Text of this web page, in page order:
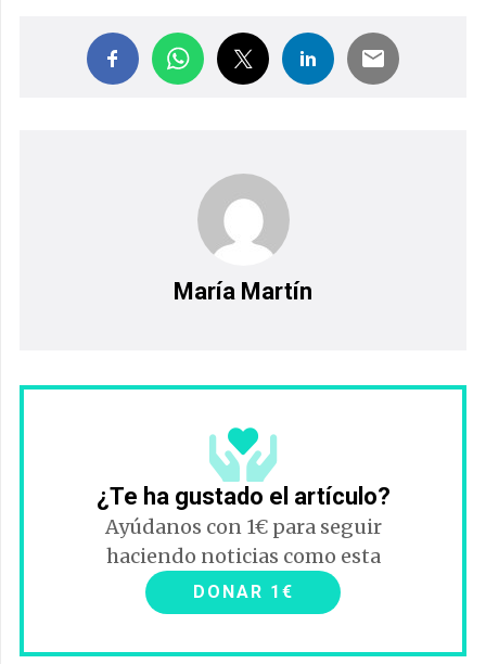
María Martín
¿Te ha gustado el artículo?
Ayúdanos con 1€ para seguir
haciendo noticias como esta
DONAR 1€